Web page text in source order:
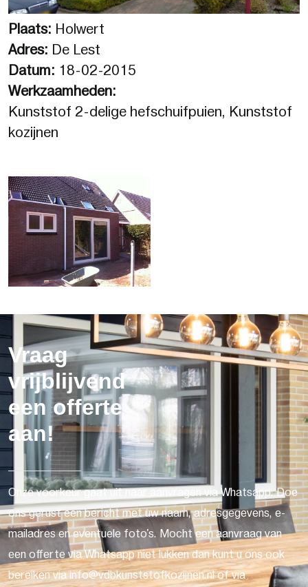
Plaats: Holwert
Adres: De Lest
Datum: 18-02-2015
Werkzaamheden:
Kunststof 2-delige hefschuifpuien, Kunststof
kozijnen
Vraag
vrijblijvend
een offerte
aan!
Onze voorkeur gaat uit naar aanvragen via Whatsapp. Doe
ons gerust een bericht met uw naam, adresgegevens, e-
mailadres en eventuele foto's. Mocht een aanvraag van
een offerte via Whatsapp niet lukken dan kunt u ons ook
bereiken via info@vdbkunststofkozijnen.nl of via